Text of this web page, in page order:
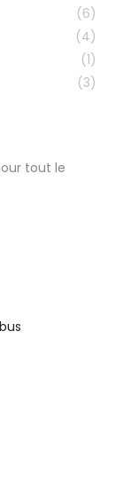
(6)
(4)
(1)
(3)
tout le